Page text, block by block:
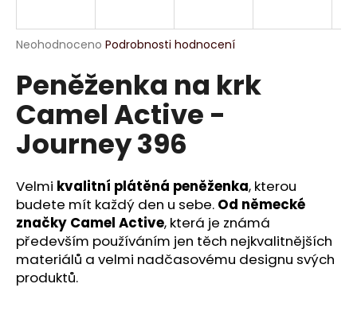
Průměrné
produktu
je
0,0
z
hvězdiček.
Neohodnoceno Podrobnosti hodnocení
Peněženka na krk
Camel Active -
Journey 396
Velmi kvalitní plátěná peněženka, kterou
budete mít každý den u sebe. Od německé
značky Camel Active, která je známá
především používáním jen těch nejkvalitnějších
materiálů a velmi nadčasovému designu svých
produktů.
j
t
?
HLEDAT
D
o
p